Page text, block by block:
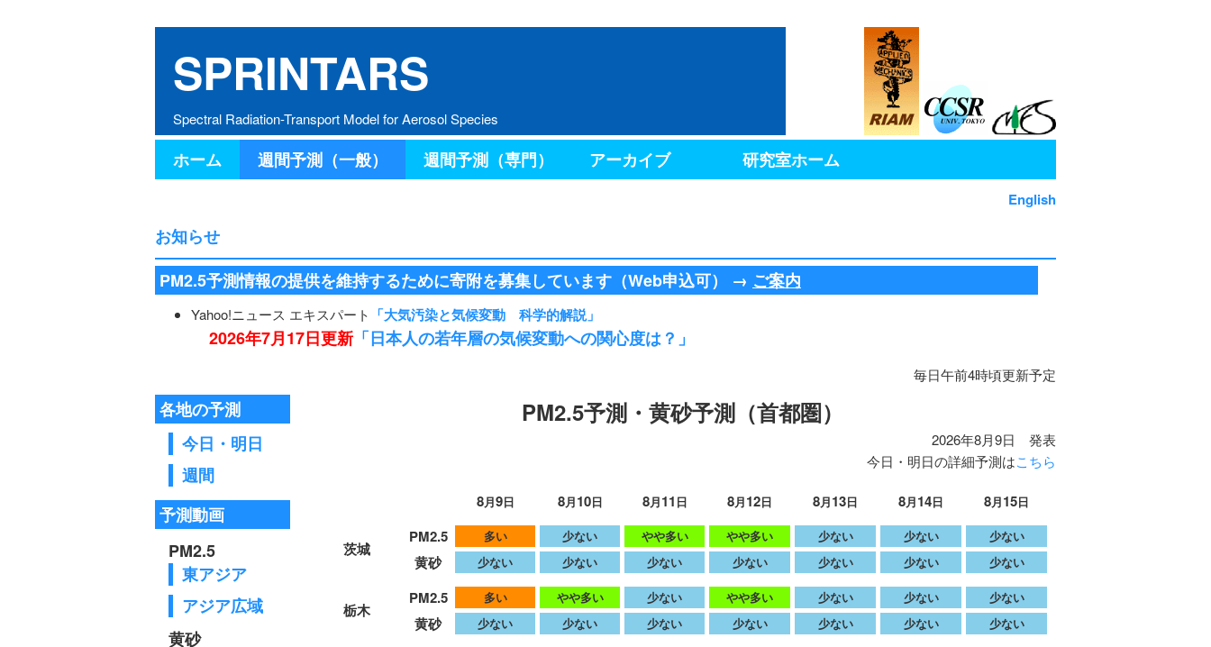
SPRINTARS
Spectral Radiation-Transport Model for Aerosol Species
ホーム 週間予測（一般） 週間予測（専門） アーカイブ 研究室ホーム
English
お知らせ
PM2.5予測情報の提供を維持するために寄附を募集しています（Web申込可） → ご案内
Yahoo!ニュース エキスパート 「大気汚染と気候変動 科学的解説」
2026年7月17日更新 「日本人の若年層の気候変動への関心度は？」
毎日午前4時頃更新予定
各地の予測
今日・明日
週間
予測動画
PM2.5
東アジア
アジア広域
黄砂